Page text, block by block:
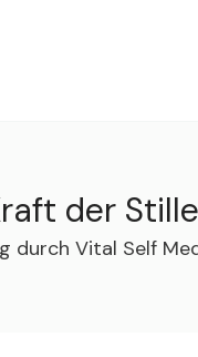
der
durch Vital Self